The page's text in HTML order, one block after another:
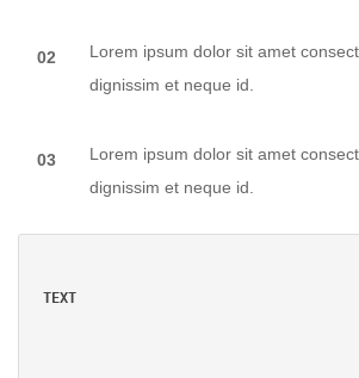
02
Lorem ipsum dolor sit amet
dignissim et neque id.
03
Lorem ipsum dolor sit amet
dignissim et neque id.
TEXT